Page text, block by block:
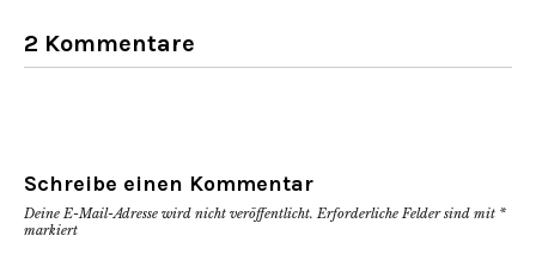
2 Kommentare
Schreibe einen Kommentar
Deine E-Mail-Adresse wird nicht veröffentlicht. Erforderliche Felder sind mit *
markiert